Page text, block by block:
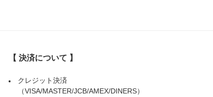
【 決済について 】
クレジット決済
（VISA/MASTER/JCB/AMEX/DINERS）